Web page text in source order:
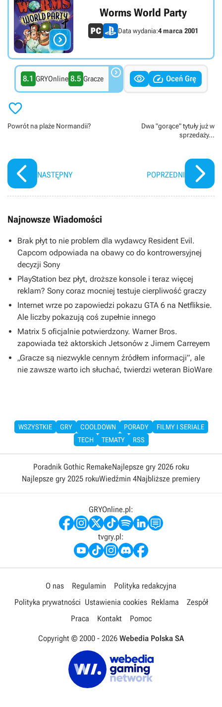

Worms World Party
Data wydania:4 marca 2001
8.1 GRYOnline 8.5 Gracze    Oceń Grę

Powrót na plaże Normandii?
NASTĘPNY
Dwa "gorące" tytuły już w
sprzedaży...
POPRZEDNI
Najnowsze Wiadomości
Brak płyt to nie problem dla wydawcy Resident Evil.
Capcom odpowiada na obawy co do kontrowersyjnej
decyzji Sony
PlayStation bez płyt, droższe konsole i teraz więcej
reklam? Sony coraz mocniej testuje cierpliwość graczy
Internet wrze po zapowiedzi pokazu GTA 6 na Netfliksie.
Ale liczby pokazują coś zupełnie innego
Matrix 5 oficjalnie potwierdzony. Warner Bros.
zapowiada też aktorskich Jetsonów z Jimem Carreyem
„Gracze są niezwykle cennym źródłem informacji”, ale
nie zawsze warto ich słuchać, twierdzi weteran BioWare
WSZYSTKIE GRY COOLDOWN PORADY
FILMY I SERIALE
TECH
TEMATY RSS
Poradnik Gothic RemakeNajlepsze gry 2026 roku
Najlepsze gry 2025 rokuWiedźmin 4Najbliższe premiery
GRYOnline.pl:
tvgry.pl:
O nas Regulamin
Polityka redakcyjna
Polityka prywatności Ustawienia cookies Reklama
Zespół
Praca
Kontakt Pomoc
Copyright © 2000 - 2026 Webedia Polska SA